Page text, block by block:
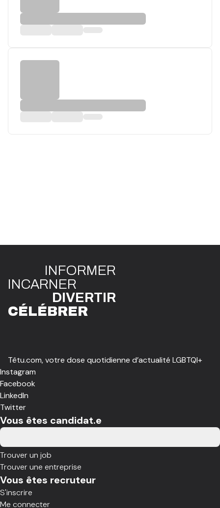
INFORMER
INCARNER
DIVERTIR
CÉLÉBRER
Têtu.com, votre dose quotidienne d’actualité LGBTQI+
Instagram
Facebook
LinkedIn
Twitter
Vous êtes candidat.e
Trouver un job
Trouver une entreprise
Vous êtes recruteur
S'inscrire
Me connecter